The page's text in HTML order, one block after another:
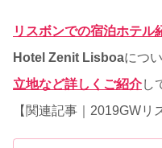
リスボンでの宿泊ホテル
Hotel Zenit Lisboaにつ
立地など詳しくご紹介し
【関連記事｜2019GWリ